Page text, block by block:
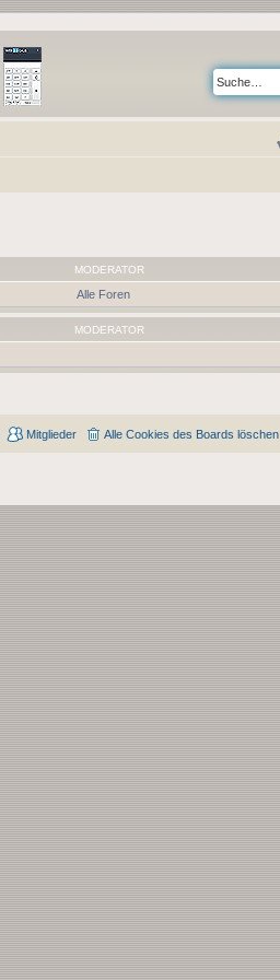
MODERATOR
Alle Foren
MODERATOR
Alle Cookies des Boards löschen
Mitglieder